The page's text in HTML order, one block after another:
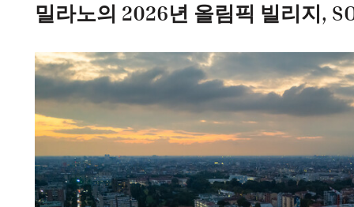
밀라노의 2026년 올림픽 빌리지,